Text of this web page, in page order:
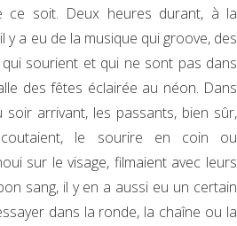
ce soit. Deux heures durant, à la
y a eu de la musique qui groove, des
sourient et qui ne sont pas dans
des fêtes éclairée au néon. Dans
soir arrivant, les passants, bien sûr,
le sourire en coin ou
sur le visage, filmaient avec leurs
sang, il y en a aussi eu un certain
dans la ronde, la chaîne ou la